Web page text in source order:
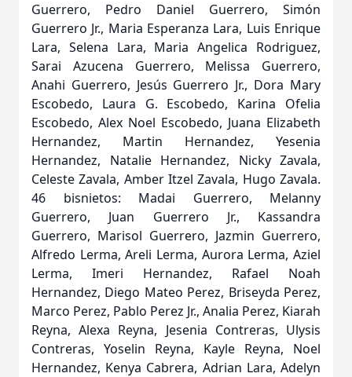
Guerrero, Pedro Daniel Guerrero, Simón
Guerrero Jr., Maria Esperanza Lara, Luis Enrique
Lara, Selena Lara, Maria Angelica Rodriguez,
Sarai Azucena Guerrero, Melissa Guerrero,
Anahi Guerrero, Jesús Guerrero Jr., Dora Mary
Escobedo, Laura G. Escobedo, Karina Ofelia
Escobedo, Alex Noel Escobedo, Juana Elizabeth
Hernandez, Martin Hernandez, Yesenia
Hernandez, Natalie Hernandez, Nicky Zavala,
Celeste Zavala, Amber Itzel Zavala, Hugo Zavala.
46 bisnietos: Madai Guerrero, Melanny
Guerrero, Juan Guerrero Jr., Kassandra
Guerrero, Marisol Guerrero, Jazmin Guerrero,
Alfredo Lerma, Areli Lerma, Aurora Lerma, Aziel
Lerma, Imeri Hernandez, Rafael Noah
Hernandez, Diego Mateo Perez, Briseyda Perez,
Marco Perez, Pablo Perez Jr., Analia Perez, Kiarah
Reyna, Alexa Reyna, Jesenia Contreras, Ulysis
Contreras, Yoselin Reyna, Kayle Reyna, Noel
Hernandez, Kenya Cabrera, Adrian Lara, Adelyn